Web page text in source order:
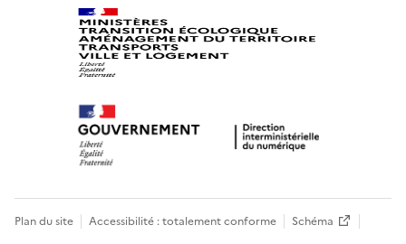
Plan du site Accessibilité : totalement conforme Schéma